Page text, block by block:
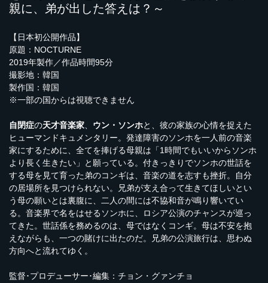
親に、弟が出した答えは？～
【日本初公開作品】
原題：NOCTURNE
2019年製作／作品時間95分
撮影地：韓国
製作国：韓国
※一部の国からは視聴できません
自閉症の天才音楽家 ウン・ソンホと、彼の家族の心情を捉えた
ヒューマンドキュメンタリー。発達障害のソンホを一人前の音楽
家にするために、全てを捧げる母親は「1時間でもいいからソンホ
より長く生きたい」と願っている。付きっきりでソンホの世話を
する母を見て育った弟のコンギは、音楽の道を志すも挫折。自分
の居場所を見つけられない。兄弟が支え合って生きてほしいとい
う母の願いとは裏腹に、二人の間には不協和音が鳴り響いてい
る。音楽界で名をはせるソンホに、ロシア公演のチャンスが巡っ
てきた。世話係を務めるのは、母ではなくコンギ。母は不安を抱
えながらも、一つの賭けに出たのだ。兄弟の公演旅行は、思わぬ
方向へと流れてゆく。
監督･プロデューサー･編集：チョン・グァンチョ